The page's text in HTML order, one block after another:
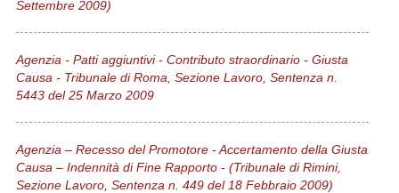
Settembre 2009)
Agenzia - Patti aggiuntivi - Contributo straordinario - Giusta
Causa - Tribunale di Roma, Sezione Lavoro, Sentenza n.
5443 del 25 Marzo 2009
Agenzia – Recesso del Promotore - Accertamento della Giusta
Causa – Indennità di Fine Rapporto - (Tribunale di Rimini,
Sezione Lavoro, Sentenza n. 449 del 18 Febbraio 2009)